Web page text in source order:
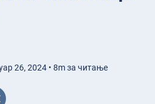
26, 2024 • 8m за читање